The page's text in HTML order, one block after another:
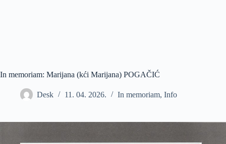
In memoriam: Marijana (kći Marijana) POGAČIĆ
Desk 11. 04. 2026. In memoriam, Info